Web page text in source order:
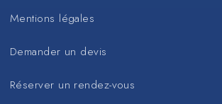
Mentions légales
Demander un devis
Réserver un rendez-vous